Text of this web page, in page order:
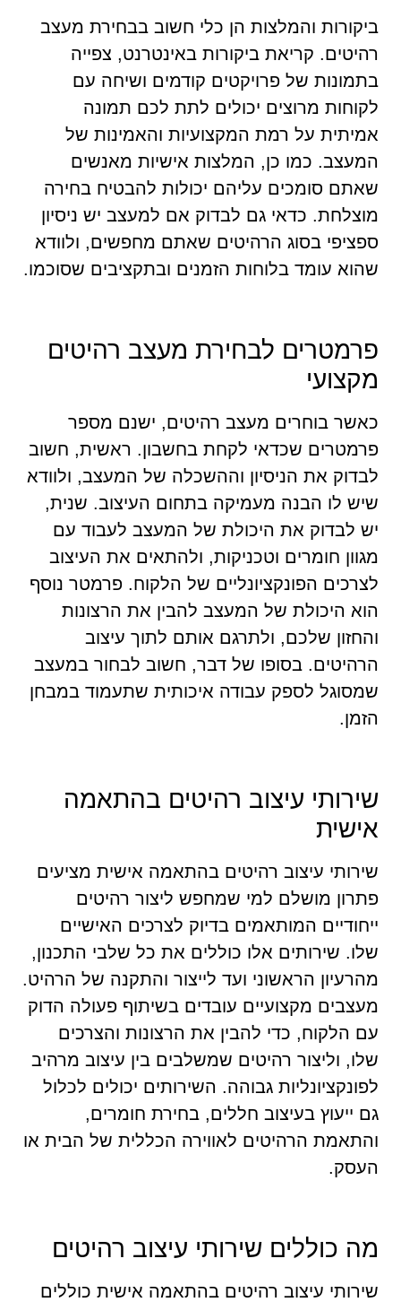
ביקורות והמלצות הן כלי חשוב בבחירת מעצב
רהיטים. קריאת ביקורות באינטרנט, צפייה
בתמונות של פרויקטים קודמים ושיחה עם
לקוחות מרוצים יכולים לתת לכם תמונה
אמיתית על רמת המקצועיות והאמינות של
המעצב. כמו כן, המלצות אישיות מאנשים
שאתם סומכים עליהם יכולות להבטיח בחירה
מוצלחת. כדאי גם לבדוק אם למעצב יש ניסיון
ספציפי בסוג הרהיטים שאתם מחפשים, ולוודא
שהוא עומד בלוחות הזמנים ובתקציבים שסוכמו.
פרמטרים לבחירת מעצב רהיטים
מקצועי
כאשר בוחרים מעצב רהיטים, ישנם מספר
פרמטרים שכדאי לקחת בחשבון. ראשית, חשוב
לבדוק את הניסיון וההשכלה של המעצב, ולוודא
שיש לו הבנה מעמיקה בתחום העיצוב. שנית,
יש לבדוק את היכולת של המעצב לעבוד עם
מגוון חומרים וטכניקות, ולהתאים את העיצוב
לצרכים הפונקציונליים של הלקוח. פרמטר נוסף
הוא היכולת של המעצב להבין את הרצונות
והחזון שלכם, ולתרגם אותם לתוך עיצוב
הרהיטים. בסופו של דבר, חשוב לבחור במעצב
שמסוגל לספק עבודה איכותית שתעמוד במבחן
הזמן.
שירותי עיצוב רהיטים בהתאמה
אישית
שירותי עיצוב רהיטים בהתאמה אישית מציעים
פתרון מושלם למי שמחפש ליצור רהיטים
ייחודיים המותאמים בדיוק לצרכים האישיים
שלו. שירותים אלו כוללים את כל שלבי התכנון,
מהרעיון הראשוני ועד לייצור והתקנה של הרהיט.
מעצבים מקצועיים עובדים בשיתוף פעולה הדוק
עם הלקוח, כדי להבין את הרצונות והצרכים
שלו, וליצור רהיטים שמשלבים בין עיצוב מרהיב
לפונקציונליות גבוהה. השירותים יכולים לכלול
גם ייעוץ בעיצוב חללים, בחירת חומרים,
והתאמת הרהיטים לאווירה הכללית של הבית או
העסק.
מה כוללים שירותי עיצוב רהיטים
שירותי עיצוב רהיטים בהתאמה אישית כוללים